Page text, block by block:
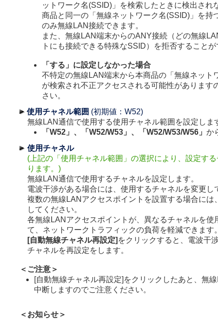
ットワーク名(SSID)」を検索したときに検出され
商品と同一の「無線ネットワーク名(SSID)」を持
のみ無線LAN接続できます。
また、無線LAN端末からのANY接続（どの無線
トにも接続できる特殊なSSID）を拒否すること
「する」に設定しなかった場合
不特定の無線LAN端末から本商品の「無線ネット
が検索され不正アクセスされる可能性があります
さい。
使用チャネル範囲 (初期値：W52)
無線LAN通信で使用する使用チャネル範囲を設定しま
「W52」、「W52/W53」、「W52/W53/W56」 か
使用チャネル
(上記の「使用チャネル範囲」の選択により、設定す
ります。)
無線LAN通信で使用するチャネルを設定します。
電波干渉がある場合には、使用するチャネルを変更し
複数の無線LANアクセスポイントを設置する場合には
してください。
各無線LANアクセスポイントが、異なるチャネルを使
て、ネットワークトラフィックの負荷を軽減できます
[自動無線チャネル再設定] をクリックすると、電波干
チャネルを再設定をします。
＜ご注意＞
[自動無線チャネル再設定]をクリックしたあと、無
中断しますのでご注意ください。
＜お知らせ＞